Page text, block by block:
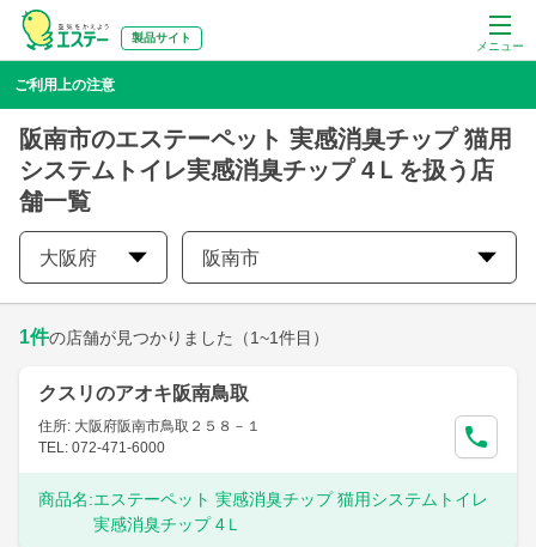
メニュー
製品サイト
ご利用上の注意
阪南市のエステーペット 実感消臭チップ 猫用
システムトイレ実感消臭チップ 4Ｌを扱う店
舗一覧
大阪府 阪南市
1件の店舗が見つかりました （1~1件目）
クスリのアオキ阪南鳥取
住所: 大阪府阪南市鳥取２５８－１
TEL: 072-471-6000
商品名:エステーペット 実感消臭チップ 猫用システムトイレ
実感消臭チップ 4Ｌ